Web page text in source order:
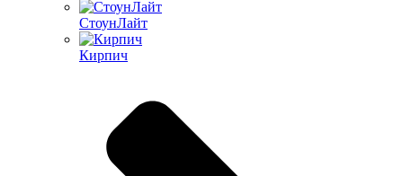
СтоунЛайт
Кирпич